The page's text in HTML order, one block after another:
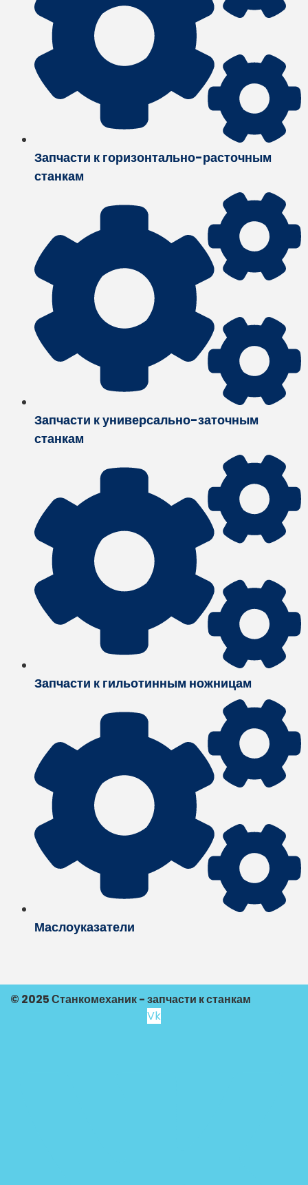
Запчасти к горизонтально-расточным
станкам
Запчасти к универсально-заточным
станкам
Запчасти к гильотинным ножницам
Маслоуказатели
© 2025 Станкомеханик - запчасти к станкам
Vk